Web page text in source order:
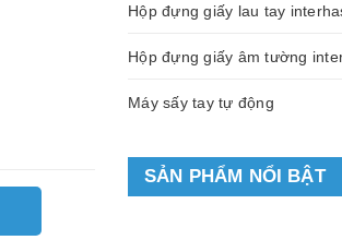
Hộp đựng giấy lau tay
Hộp đựng giấy âm tường
Máy sấy tay tự động
SẢN PHẨM NỔI BẬT